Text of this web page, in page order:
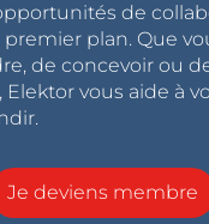
de
plan. Que
de concevoir ou
vous aide à
Je deviens membre